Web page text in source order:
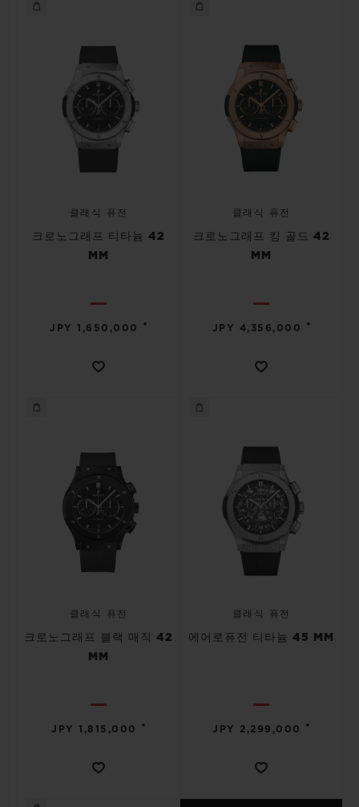
클래식 퓨전
크로노그래프 티타늄 42
MM
JPY 1,650,000 •
클래식 퓨전
크로노그래프 킹 골드 42
MM
JPY 4,356,000 •
클래식 퓨전
크로노그래프 블랙 매직 42
MM
JPY 1,815,000 •
클래식 퓨전
에어로퓨전 티타늄 45 MM
JPY 2,299,000 •